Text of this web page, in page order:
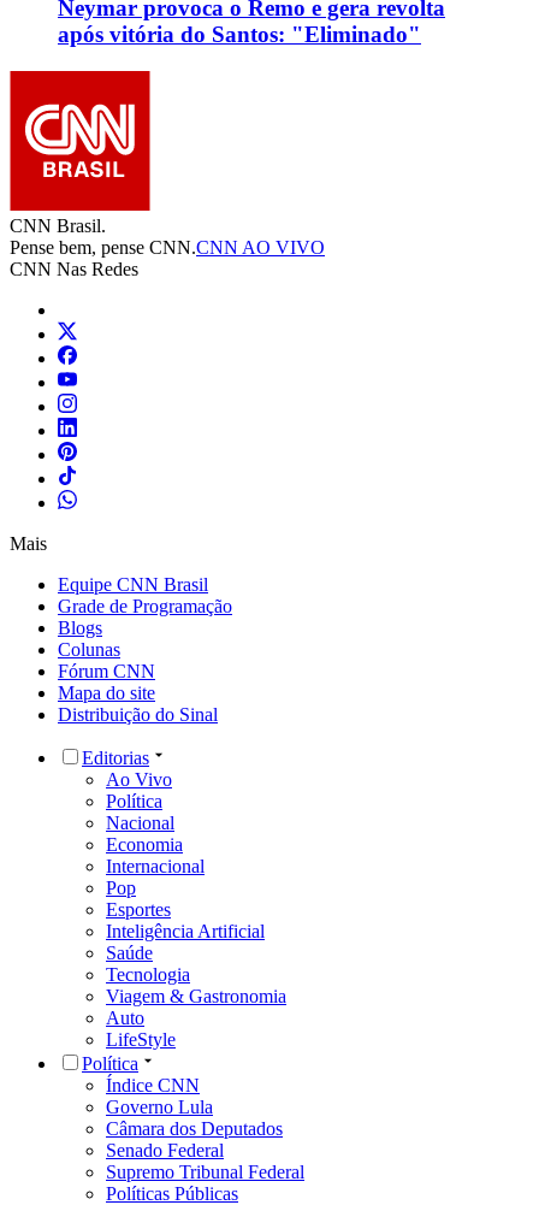
Neymar provoca o Remo e gera revolta
após vitória do Santos: "Eliminado"
CNN Brasil.
Pense bem, pense CNN.CNN AO VIVO
CNN Nas Redes
Mais
Equipe CNN Brasil
Grade de Programação
Blogs
Colunas
Fórum CNN
Mapa do site
Distribuição do Sinal
Editorias
Ao Vivo
Política
Nacional
Economia
Internacional
Pop
Esportes
Inteligência Artificial
Saúde
Tecnologia
Viagem & Gastronomia
Auto
LifeStyle
Política
Índice CNN
Governo Lula
Câmara dos Deputados
Senado Federal
Supremo Tribunal Federal
Políticas Públicas